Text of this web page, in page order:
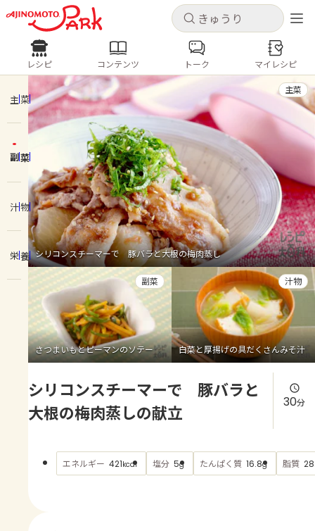
キャンセル
ログインするとレシピを保存できます
ログイン 新規登録
ホーム
コンテンツ
レシピ
トーク
よくあるお問い合わせ
お買い物
AJINOMOTO PARK とは
キャンセル
レシピ コンテンツ
人気の食材・レシピ
きゅうり なす トマト
とうもろこし
ピーマン
みょうが ゴーヤ
レシピ コンテンツ トーク マイレシピ
主菜
副菜
汁物
栄養 シリコンスチーマーで 豚バラと大根の梅肉蒸し
主菜
さつまいもとピーマンのソテー
副菜
白菜と厚揚げの具だくさんみそ汁
汁物
シリコンスチーマーで 豚バラと
大根の梅肉蒸しの献立
30分
エネルギー 421kcal 塩分 5g たんぱく質 16.8g 脂質